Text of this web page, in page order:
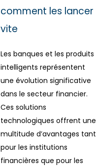
comment les lancer
vite
Les banques et les produits
intelligents représentent
une évolution significative
dans le secteur financier.
Ces solutions
technologiques offrent une
multitude d’avantages tant
pour les institutions
financières que pour les